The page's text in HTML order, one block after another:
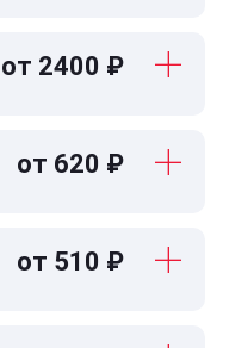
от 2400 ₽
от 620 ₽
от 510 ₽